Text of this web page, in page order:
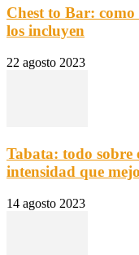
Chest to Bar: como
los incluyen
22 agosto 2023
Tabata: todo sobre
intensidad que
14 agosto 2023